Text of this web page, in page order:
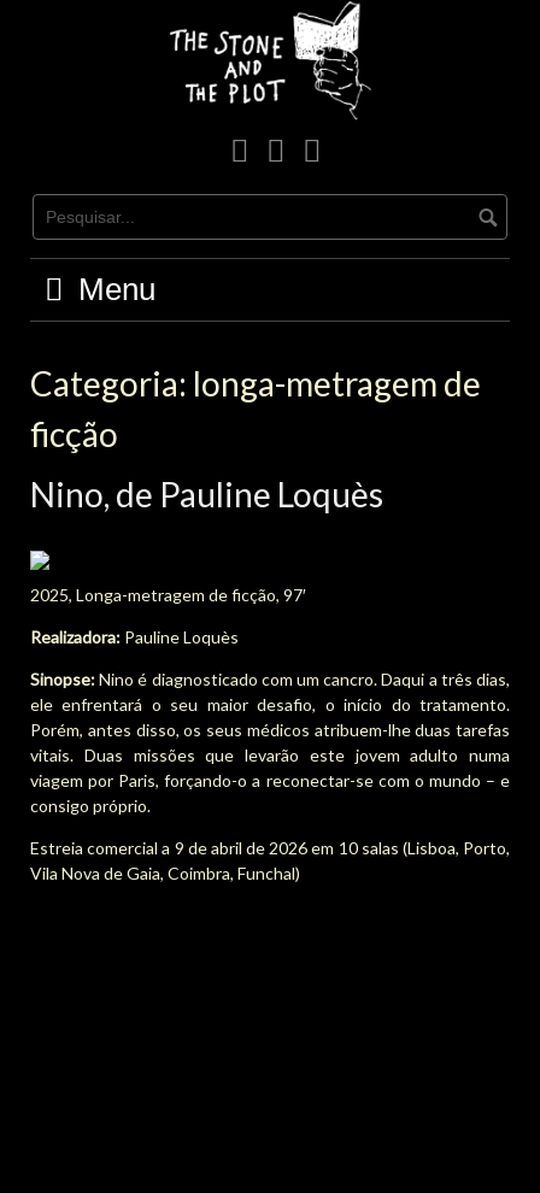
facebookInstagramYoutube
Menu
Categoria: longa-metragem de
ficção
Nino, de Pauline Loquès
2025, Longa-metragem de ficção, 97′
Realizadora: Pauline Loquès
Sinopse:Nino é diagnosticado com um cancro. Daqui a três dias,
ele enfrentará o seu maior desafio, o início do tratamento.
Porém, antes disso, os seus médicos atribuem-lhe duas tarefas
vitais. Duas missões que levarão este jovem adulto numa
viagem por Paris, forçando-o a reconectar-se com o mundo – e
consigo próprio.
Estreia comercial a 9 de abril de 2026 em 10 salas (Lisboa, Porto,
Vila Nova de Gaia, Coimbra, Funchal)